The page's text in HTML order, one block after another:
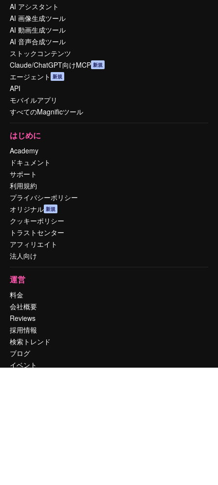
AI アシスタント
AI 画像生成ツール
AI 動画生成ツール
AI 音声合成ツール
ストックコンテンツ
Claude/ChatGPT向けMCP 新規
エージェント 新規
API
モバイルアプリ
すべてのMagnificツール
はじめに
Academy
ドキュメント
サポート
利用規約
プライバシーポリシー
オリジナル 新規
クッキーポリシー
トラストセンター
アフィリエイト
法人向け
運営
料金
会社概要
Reviews
採用情報
検索トレンド
ブログ
イベント